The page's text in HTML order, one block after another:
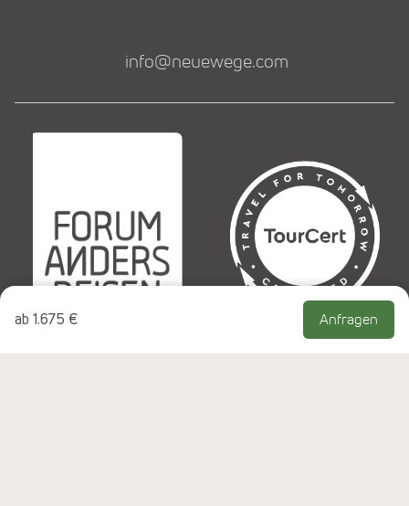
ab 1.675 € Anfragen
info@neuewege.com